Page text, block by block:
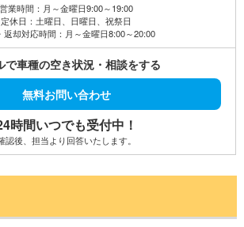
営業時間：月～金曜日9:00～19:00
定休日：土曜日、日曜日、祝祭日
返却対応時間：月～金曜日8:00～20:00
で車種の空き状況・相談をする
無料お問い合わせ
時間いつでも受付中！
認後、担当より回答いたします。